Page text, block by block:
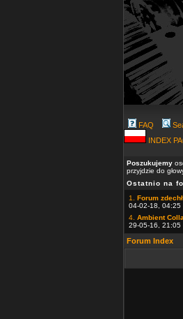
FAQ
INDEX
Poszukujemy
przyjdzie do
Ostatnio na
1. Forum
04-02-18, 04:25
4. Ambient
29-05-16, 21:05
Forum Index